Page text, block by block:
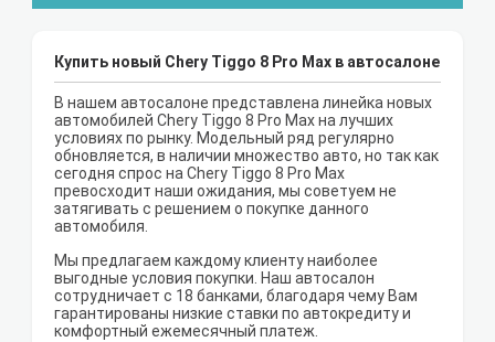
Купить новый Chery Tiggo 8 Pro Max в автосалоне
В нашем автосалоне представлена линейка новых
автомобилей Chery Tiggo 8 Pro Max на лучших
условиях по рынку. Модельный ряд регулярно
обновляется, в наличии множество авто, но так как
сегодня спрос на Chery Tiggo 8 Pro Max
превосходит наши ожидания, мы советуем не
затягивать с решением о покупке данного
автомобиля.
Мы предлагаем каждому клиенту наиболее
выгодные условия покупки. Наш автосалон
сотрудничает с 18 банками, благодаря чему Вам
гарантированы низкие ставки по автокредиту и
комфортный ежемесячный платеж.